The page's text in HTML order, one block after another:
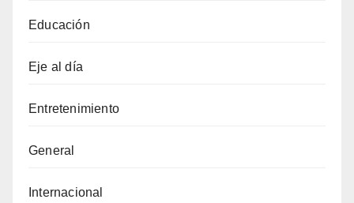
Educación
Eje al día
Entretenimiento
General
Internacional